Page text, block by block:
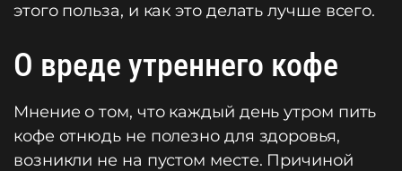
этого польза, и как это делать лучше всего.
О вреде утреннего кофе
Мнение о том, что каждый день утром пить
кофе отнюдь не полезно для здоровья,
возникли не на пустом месте. Причиной